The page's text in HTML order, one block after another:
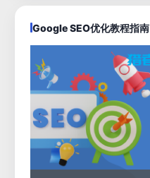
Google SEO优化教程指南